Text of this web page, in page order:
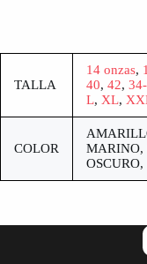
TALLA
14 onzas,
40, 42,
L, XL,
COLOR
MARINO,